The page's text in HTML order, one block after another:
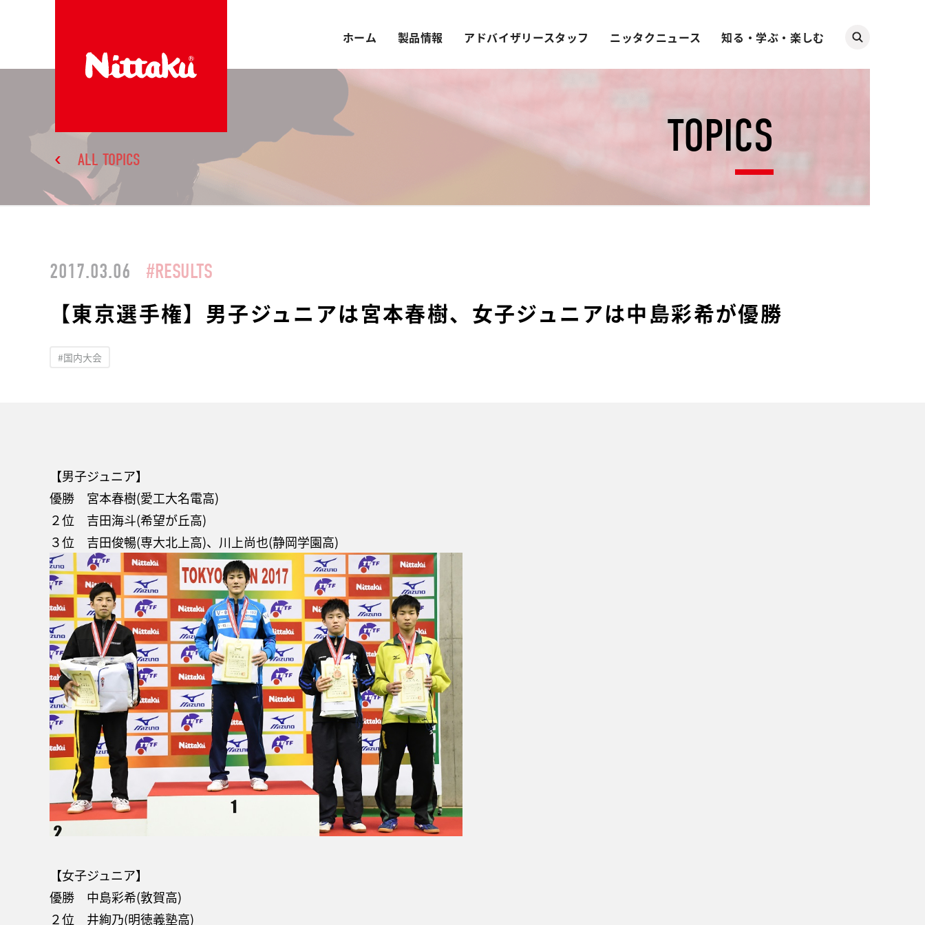
ホーム 製品情報 アドバイザリースタッフ ニッタクニュース 知る・学ぶ・楽しむ
TOPICS
ALL TOPICS
2017.03.06 #RESULTS
【東京選手権】男子ジュニアは宮本春樹、女子ジュニアは中島彩希が優勝
#国内大会
【男子ジュニア】
優勝 宮本春樹(愛工大名電高)
２位 吉田海斗(希望が丘高)
３位 吉田俊暢(専大北上高)、川上尚也(静岡学園高)
【女子ジュニア】
優勝 中島彩希(敦賀高)
２位 井絢乃(明徳義塾高)